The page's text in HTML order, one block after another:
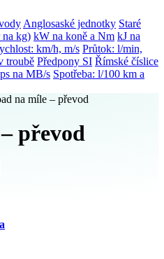
Anglosaské jednotky Staré
na kg) kW na koně a Nm kJ na
km/h, m/s Průtok: l/min,
troubě Předpony SI Římské číslice
na MB/s Spotřeba: l/100 km a
na míle – převod
převod